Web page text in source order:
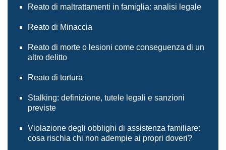
Reato di maltrattamenti in famiglia: analisi legale
Reato di Minaccia
Reato di morte o lesioni come conseguenza di un
altro delitto
Reato di tortura
Stalking: definizione, tutele legali e sanzioni
previste
Violazione degli obblighi di assistenza familiare:
cosa rischia chi non adempie ai propri doveri?